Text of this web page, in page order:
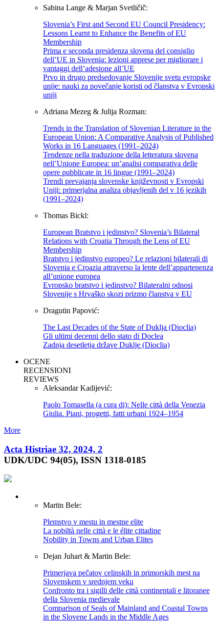
Sabina Lange & Marjan Svetličič:
Slovenia’s First and Second EU Council Presidency:
Lessons Learnt to Enhance the Benefits of EU
Membership
Prima e seconda presidenza slovena del consiglio
dell’UE in Slovenia: lezioni apprese per migliorare i
vantaggi dell’adesione all’UE
Prvo in drugo predsedovanje Slovenije svetu evropske
unije: nauki za povečanje koristi od članstva v Evropski
uniji
Adriana Mezeg & Julija Rozman:
Trends in the Translation of Slovenian Literature in the
European Union: A Comparative Analysis of Published
Works in 16 Languages (1991–2024)
Tendenze nella traduzione della letteratura slovena
nell’Unione Europea: un’analisi comparativa delle
opere pubblicate in 16 lingue (1991–2024)
Trendi prevajanja slovenske književnosti v Evropski
Uniji: primerjalna analiza objavljenih del v 16 jezikih
(1991–2024)
Thomas Bickl:
European Bratstvo i jedinstvo? Slovenia’s Bilateral
Relations with Croatia Through the Lens of EU
Membership
Bratstvo i jedinstvo europeo? Le relazioni bilaterali di
Slovenia e Croazia attraverso la lente dell’appartenenza
all’unione europea
Evropsko bratstvo i jedinstvo? Bilateralni odnosi
Slovenije s Hrvaško skozi prizmo članstva v EU
Dragutin Papović:
The Last Decades of the State of Duklja (Dioclia)
Gli ultimi decenni dello stato di Doclea
Zadnja desetletja države Duklje (Dioclia)
OCENE
RECENSIONI
REVIEWS
Aleksandar Kadijević:
Paolo Tomasella (a cura di): Nelle città della Venezia
Giulia. Piani, progetti, fatti urbani 1924–1954
More
Acta Histriae 32, 2024, 2
UDK/UDC 94(05), ISSN 1318-0185
Martin Bele:
Plemstvo v mestu in mestne elite
La nobiltà nelle città e le élite cittadine
Nobility in Towns and Urban Elites
Dejan Juhart & Martin Bele:
Primerjava pečatov celinskih in primorskih mest na
Slovenskem v srednjem veku
Confronto tra i sigilli delle città continentali e litoranee
della Slovenia medievale
Comparison of Seals of Mainland and Coastal Towns
in the Slovene Lands in the Middle Ages